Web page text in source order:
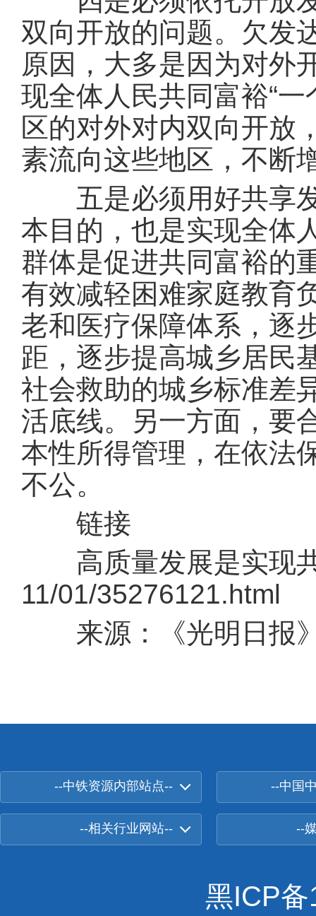
双向开放的问题。欠发
原因，大多是因为对外
现全体人民共同富裕“
区的对外对内双向开放
素流向这些地区，不断
五是必须用好共享发
本目的，也是实现全体
群体是促进共同富裕的
有效减轻困难家庭教育
老和医疗保障体系，逐
距，逐步提高城乡居民
社会救助的城乡标准差
活底线。另一方面，要
本性所得管理，在依法
不公。
链接
高质量发展是实现共
11/01/35276121.html
来源：《光明日报》
--中铁资源内部站点-- --中国
--相关行业网站-- --
黑ICP